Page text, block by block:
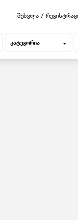
შესვლა /
კატეგორია